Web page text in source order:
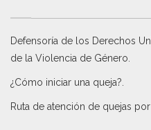
Defensoría de los Derechos
de la Violencia de Género
¿Cómo iniciar una queja?
Ruta de atención de quejas